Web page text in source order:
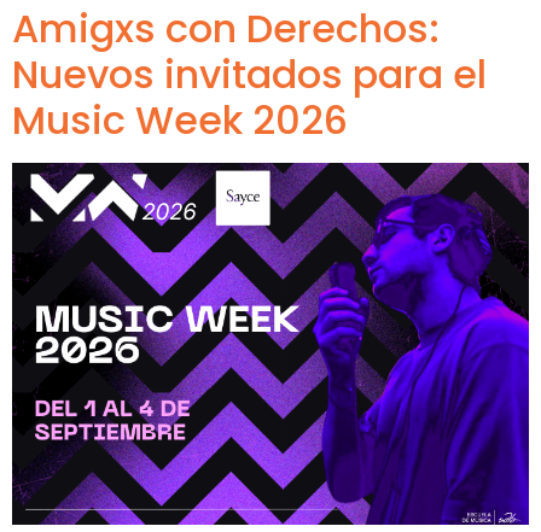
Amigxs con Derechos:
Nuevos invitados para el
Music Week 2026